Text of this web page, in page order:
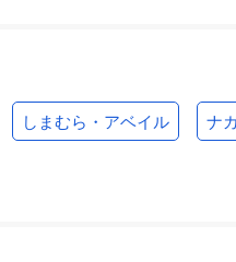
しまむら・アベイル ナ